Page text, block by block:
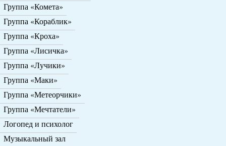
Группа «Комета»
Группа «Кораблик»
Группа «Кроха»
Группа «Лисичка»
Группа «Лучики»
Группа «Маки»
Группа «Метеорчики»
Группа «Мечтатели»
Логопед и психолог
Музыкальный зал